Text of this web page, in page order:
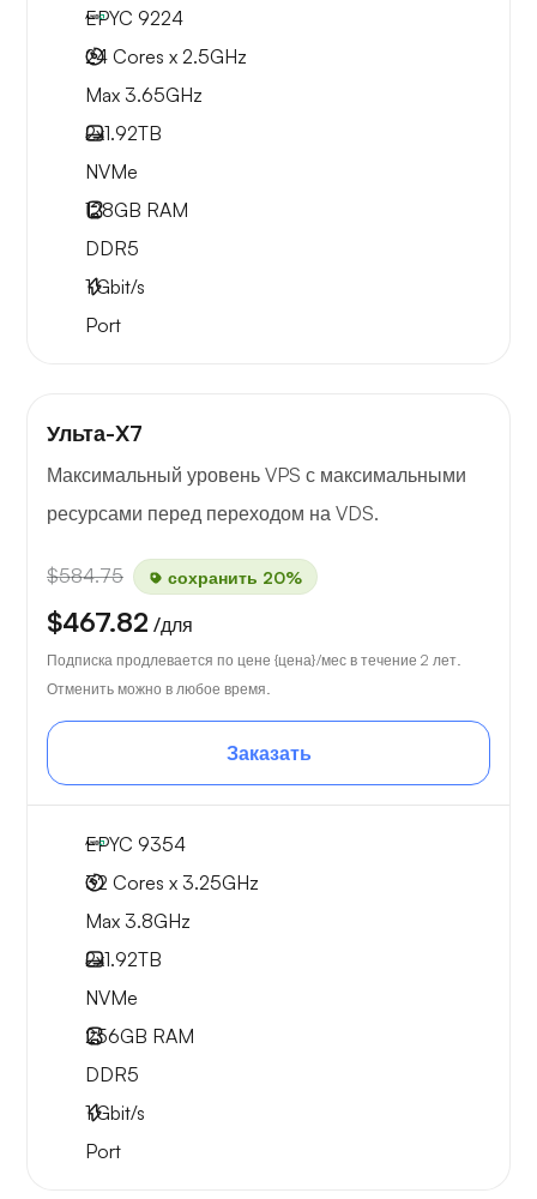
EPYC 9224
24 Cores x 2.5GHz
Max 3.65GHz
2x1.92TB
NVMe
128GB RAM
DDR5
1Gbit/s
Port
Ульта-X7
Максимальный уровень VPS с максимальными
ресурсами перед переходом на VDS.
$584.75 сохранить 20%
$467.82 /для
Подписка продлевается по цене {цена}/мес в течение 2 лет.
Отменить можно в любое время.
Заказать
EPYC 9354
32 Cores x 3.25GHz
Max 3.8GHz
2x1.92TB
NVMe
256GB RAM
DDR5
1Gbit/s
Port